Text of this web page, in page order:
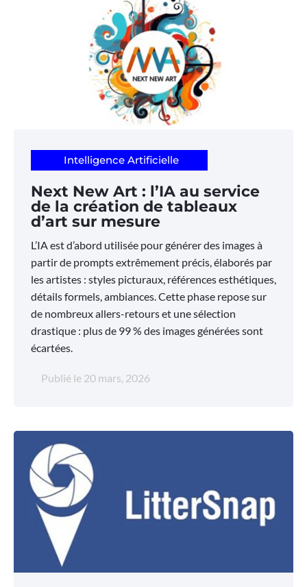
Intelligence Artificielle
Next New Art : l’IA au service
de la création de tableaux
d’art sur mesure
L’IA est d’abord utilisée pour générer des images à
partir de prompts extrêmement précis, élaborés par
les artistes : styles picturaux, références esthétiques,
détails formels, ambiances. Cette phase repose sur
de nombreux allers-retours et une sélection
drastique : plus de 99 % des images générées sont
écartées.
Publié le 20 mars, 2026